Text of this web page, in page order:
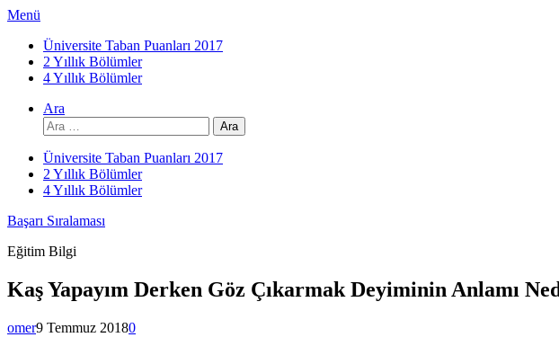
İçeriğe
Menü
Üniversite Taban Puanları 2017
2 Yıllık Bölümler
4 Yıllık Bölümler
Ara
Arama:
Üniversite Taban Puanları 2017
2 Yıllık Bölümler
4 Yıllık Bölümler
Başarı Sıralaması
Eğitim Bilgi
Kaş Yapayım Derken Göz Çıkarmak Deyiminin Anlamı
omer9 Temmuz 20180